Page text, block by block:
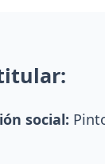
social: